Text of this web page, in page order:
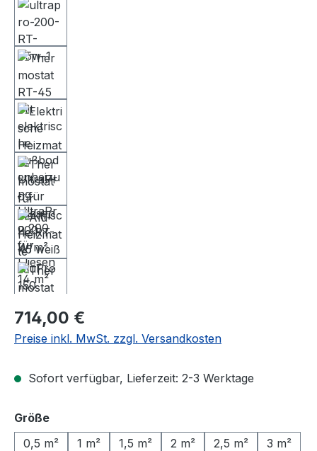
Regulärer Preis:
714,00 €
Preise inkl. MwSt. zzgl. Versandkosten
Sofort verfügbar, Lieferzeit: 2-3 Werktage
Größeauswählen
0,5 m²
1 m² 1,5 m² 2 m² 2,5 m²
3 m²